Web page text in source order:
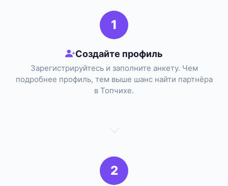
1
Создайте профиль
Зарегистрируйтесь и заполните анкету. Чем
подробнее профиль, тем выше шанс найти партнёра
в Топчихе.
2